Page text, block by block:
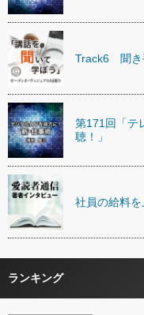
Track6 聞き
第171回「テ
聴！」
社員の給料
ランキング